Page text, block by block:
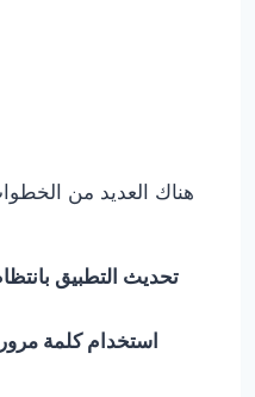
هناك العديد من
تحديث التطبيق
استخدام كلمة